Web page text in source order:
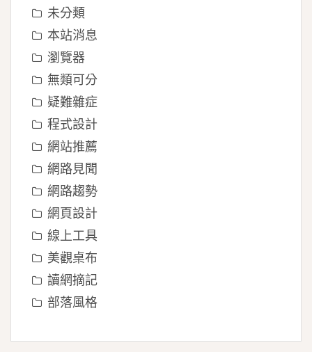
未分類
本站消息
瀏覽器
無類可分
疑難雜症
程式設計
網站推薦
網路見聞
網路趨勢
網頁設計
線上工具
美觀桌布
讀網摘記
部落風格